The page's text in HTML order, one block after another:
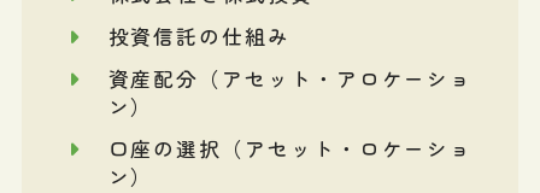
投資信託の仕組み
資産配分（アセット・アロケーショ
ン）
口座の選択（アセット・ロケーショ
ン）